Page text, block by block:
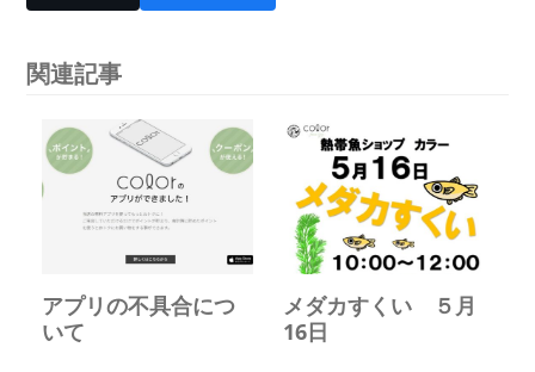
関連記事
アプリの不具合につ
いて
メダカすくい ５月
16日